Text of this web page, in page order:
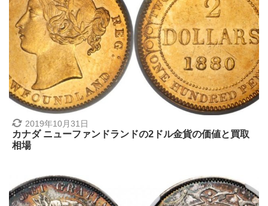
2019年10月31日
カナダ ニューファンドランドの2ドル金貨の価値と買取
相場